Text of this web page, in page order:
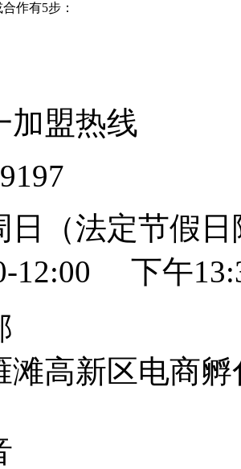
作有5步：
加盟热线
日（法定节假
12:00 下午
滩高新区电商孵